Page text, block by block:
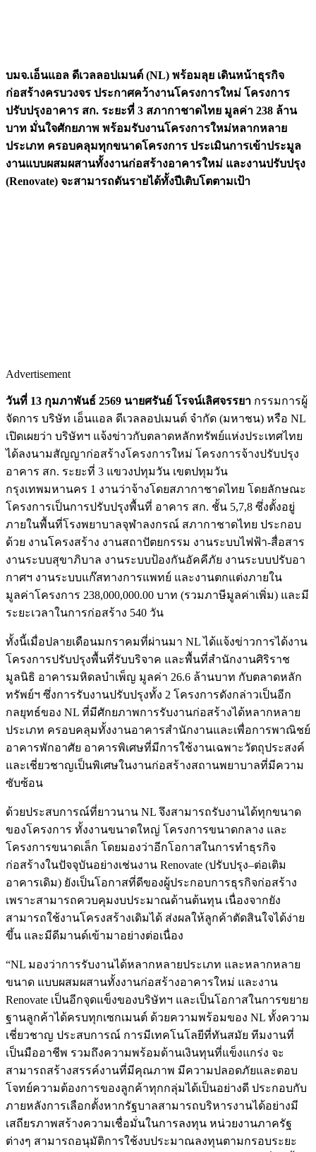
บมจ.เอ็นแอล ดีเวลลอปเมนต์ (NL) พร้อมลุย เดินหน้าธุรกิจ
ก่อสร้างครบวงจร ประกาศคว้างานโครงการใหม่ โครงการ
ปรับปรุงอาคาร สก. ระยะที่ 3 สภากาชาดไทย มูลค่า 238 ล้าน
บาท มั่นใจศักยภาพ พร้อมรับงานโครงการใหม่หลากหลาย
ประเภท ครอบคลุมทุกขนาดโครงการ ประเมินการเข้าประมูล
งานแบบผสมผสานทั้งงานก่อสร้างอาคารใหม่ และงานปรับปรุง
(Renovate) จะสามารถดันรายได้ทั้งปีเติบโตตามเป้า
Advertisement
วันที่ 13 กุมภาพันธ์ 2569 นายศรันย์ โรจน์เลิศจรรยา กรรมการผู้
จัดการ บริษัท เอ็นแอล ดีเวลลอปเมนต์ จำกัด (มหาชน) หรือ NL
เปิดเผยว่า บริษัทฯ แจ้งข่าวกับตลาดหลักทรัพย์แห่งประเทศไทย
ได้ลงนามสัญญาก่อสร้างโครงการใหม่ โครงการจ้างปรับปรุง
อาคาร สก. ระยะที่ 3 แขวงปทุมวัน เขตปทุมวัน
กรุงเทพมหานคร 1 งานว่าจ้างโดยสภากาชาดไทย โดยลักษณะ
โครงการเป็นการปรับปรุงพื้นที่ อาคาร สก. ชั้น 5,7,8 ซึ่งตั้งอยู่
ภายในพื้นที่โรงพยาบาลจุฬาลงกรณ์ สภากาชาดไทย ประกอบ
ด้วย งานโครงสร้าง งานสถาปัตยกรรม งานระบบไฟฟ้า-สื่อสาร
งานระบบสุขาภิบาล งานระบบป้องกันอัคคีภัย งานระบบปรับอา
กาศฯ งานระบบแก๊สทางการแพทย์ และงานตกแต่งภายใน
มูลค่าโครงการ 238,000,000.00 บาท (รวมภาษีมูลค่าเพิ่ม) และมี
ระยะเวลาในการก่อสร้าง 540 วัน
ทั้งนี้เมื่อปลายเดือนมกราคมที่ผ่านมา NL ได้แจ้งข่าวการได้งาน
โครงการปรับปรุงพื้นที่รับบริจาค และพื้นที่สำนักงานศิริราช
มูลนิธิ อาคารมหิดลบำเพ็ญ มูลค่า 26.6 ล้านบาท กับตลาดหลัก
ทรัพย์ฯ ซึ่งการรับงานปรับปรุงทั้ง 2 โครงการดังกล่าวเป็นอีก
กลยุทธ์ของ NL ที่มีศักยภาพการรับงานก่อสร้างได้หลากหลาย
ประเภท ครอบคลุมทั้งงานอาคารสำนักงานและเพื่อการพาณิชย์
อาคารพักอาศัย อาคารพิเศษที่มีการใช้งานเฉพาะวัตถุประสงค์
และเชี่ยวชาญเป็นพิเศษในงานก่อสร้างสถานพยาบาลที่มีความ
ซับซ้อน
ด้วยประสบการณ์ที่ยาวนาน NL จึงสามารถรับงานได้ทุกขนาด
ของโครงการ ทั้งงานขนาดใหญ่ โครงการขนาดกลาง และ
โครงการขนาดเล็ก โดยมองว่าอีกโอกาสในการทำธุรกิจ
ก่อสร้างในปัจจุบันอย่างเช่นงาน Renovate (ปรับปรุง–ต่อเติม
อาคารเดิม) ยังเป็นโอกาสที่ดีของผู้ประกอบการธุรกิจก่อสร้าง
เพราะสามารถควบคุมงบประมาณด้านต้นทุน เนื่องจากยัง
สามารถใช้งานโครงสร้างเดิมได้ ส่งผลให้ลูกค้าตัดสินใจได้ง่าย
ขึ้น และมีดีมานด์เข้ามาอย่างต่อเนื่อง
“NL มองว่าการรับงานได้หลากหลายประเภท และหลากหลาย
ขนาด แบบผสมผสานทั้งงานก่อสร้างอาคารใหม่ และงาน
Renovate เป็นอีกจุดแข็งของบริษัทฯ และเป็นโอกาสในการขยาย
ฐานลูกค้าได้ครบทุกเซกเมนต์ ด้วยความพร้อมของ NL ทั้งความ
เชี่ยวชาญ ประสบการณ์ การมีเทคโนโลยีที่ทันสมัย ทีมงานที่
เป็นมืออาชีพ รวมถึงความพร้อมด้านเงินทุนที่แข็งแกร่ง จะ
สามารถสร้างสรรค์งานที่มีคุณภาพ มีความปลอดภัยและตอบ
โจทย์ความต้องการของลูกค้าทุกกลุ่มได้เป็นอย่างดี ประกอบกับ
ภายหลังการเลือกตั้งหากรัฐบาลสามารถบริหารงานได้อย่างมี
เสถียรภาพสร้างความเชื่อมั่นในการลงทุน หน่วยงานภาครัฐ
ต่างๆ สามารถอนุมัติการใช้งบประมาณลงทุนตามกรอบระยะ